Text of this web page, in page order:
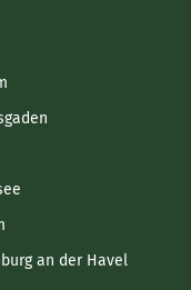
an der Havel